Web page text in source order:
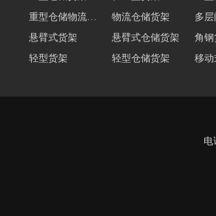
物流仓储货架 多
悬臂式货架
悬臂式仓储货架 角钢
轻型货架
轻型仓储货架 移动
阁楼货架定制
广州重型货架 深圳
电